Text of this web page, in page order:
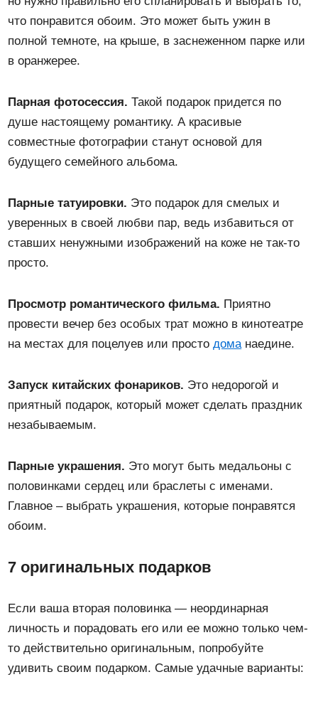
что понравится обоим. Это может быть ужин в
полной темноте, на крыше, в заснеженном парке или
в оранжерее.
Парная фотосессия. Такой подарок придется по
душе настоящему романтику. А красивые
совместные фотографии станут основой для
будущего семейного альбома.
Парные татуировки. Это подарок для смелых и
уверенных в своей любви пар, ведь избавиться от
ставших ненужными изображений на коже не так-то
просто.
Просмотр романтического фильма. Приятно
провести вечер без особых трат можно в кинотеатре
на местах для поцелуев или простодоманаедине.
Запуск китайских фонариков. Это недорогой и
приятный подарок, который может сделать праздник
незабываемым.
Парные украшения. Это могут быть медальоны с
половинками сердец или браслеты с именами.
Главное – выбрать украшения, которые понравятся
обоим.
7 оригинальных подарков
Если ваша вторая половинка — неординарная
личность и порадовать его или ее можно только чем-
то действительно оригинальным, попробуйте
удивить своим подарком. Самые удачные варианты: